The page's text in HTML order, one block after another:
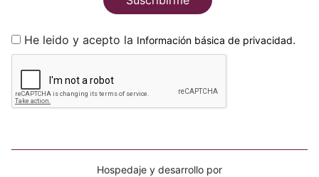
He leido y acepto la Información básica de privacidad.
Hospedaje y desarrollo por